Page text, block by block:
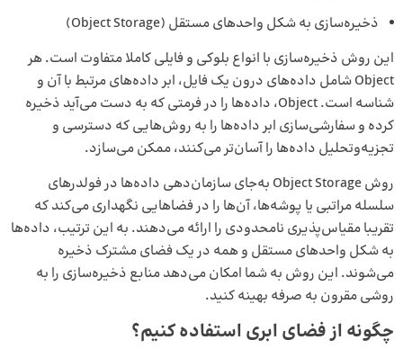
ذخیره‌سازی به شکل واحدهای مستقل (Object Storage)
این روش ذخیره‌سازی با انواع بلوکی و فایلی کاملا متفاوت است. هر
Object شامل داده‌های درون یک فایل، ابر داده‌های مرتبط با آن و
شناسه است. Object، داده‌ها را در فرمتی که به دست می‌آید ذخیره
کرده و سفارشی‌سازی ابر داده‌ها را به روش‌هایی که دسترسی و
تجزیه‌وتحلیل داده‌ها را آسان‌تر می‌کنند، ممکن می‌سازد.
روش Object Storage به‌جای سازمان‌دهی داده‌ها در فولدرهای
سلسله مراتبی یا پوشه‌ها، آن‌ها را در فضاهایی نگهداری می‌کند که
تقریبا مقیاس‌پذیری نامحدودی را ارائه می‌دهند. به ‌این ‌ترتیب، داده‌ها
به شکل واحدهای مستقل و همه در یک فضای مشترک ذخیره
می‌شوند. این روش به شما امکان می‌دهد منابع ذخیره‌سازی را به
روشی مقرون ‌به ‌صرفه بهینه کنید.
چگونه از فضای ابری استفاده کنیم؟